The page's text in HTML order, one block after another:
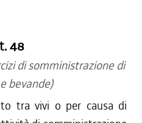
48
di somministrazione di
bevande)
tra vivi o per causa di